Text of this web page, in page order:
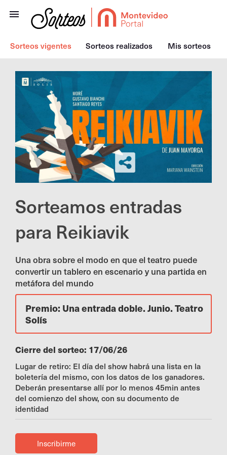
Sorteos vigentes Sorteos realizados Mis sorteos
Sorteamos entradas
para Reikiavik
Una obra sobre el modo en que el teatro puede
convertir un tablero en escenario y una partida en
metáfora del mundo
Premio: Una entrada doble. Junio. Teatro
Solís
Cierre del sorteo: 17/06/26
Lugar de retiro: El día del show habrá una lista en la
boletería del mismo, con los datos de los ganadores.
Deberán presentarse allí por lo menos 45min antes
del comienzo del show, con su documento de
identidad
Inscribirme